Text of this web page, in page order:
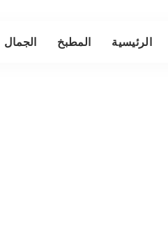
الرئيسية المطبخ الجمال